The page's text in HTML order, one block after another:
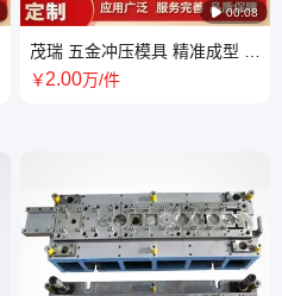
 00:08
茂瑞 五金冲压模具 精准成型 耐
用可靠 一站式供应省心
￥2.00万/件